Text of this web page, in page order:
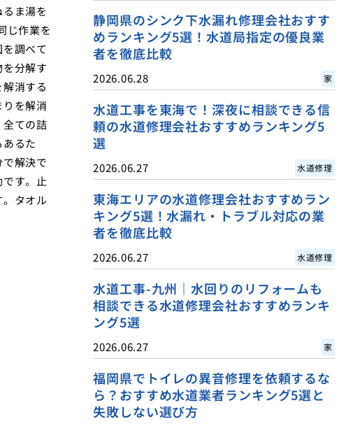
ま湯を
じ作業を
調べて
分解す
消する
を解消
ての詰
るた
解決で
す。止
タオル
静岡県のシンク下水漏れ修理会社おすす
めランキング5選！水道局指定の優良業
者を徹底比較
2026.06.28 家
水道工事を東海で！深夜に相談できる信
頼の水道修理会社おすすめランキング5
選
2026.06.27 水道修理
東海エリアの水道修理会社おすすめラン
キング5選！水漏れ・トラブル対応の業
者を徹底比較
2026.06.27 水道修理
水道工事-九州｜水回りのリフォームも
相談できる水道修理会社おすすめランキ
ング5選
2026.06.27 家
福岡県でトイレの異音修理を依頼するな
ら？おすすめ水道業者ランキング5選と
失敗しない選び方